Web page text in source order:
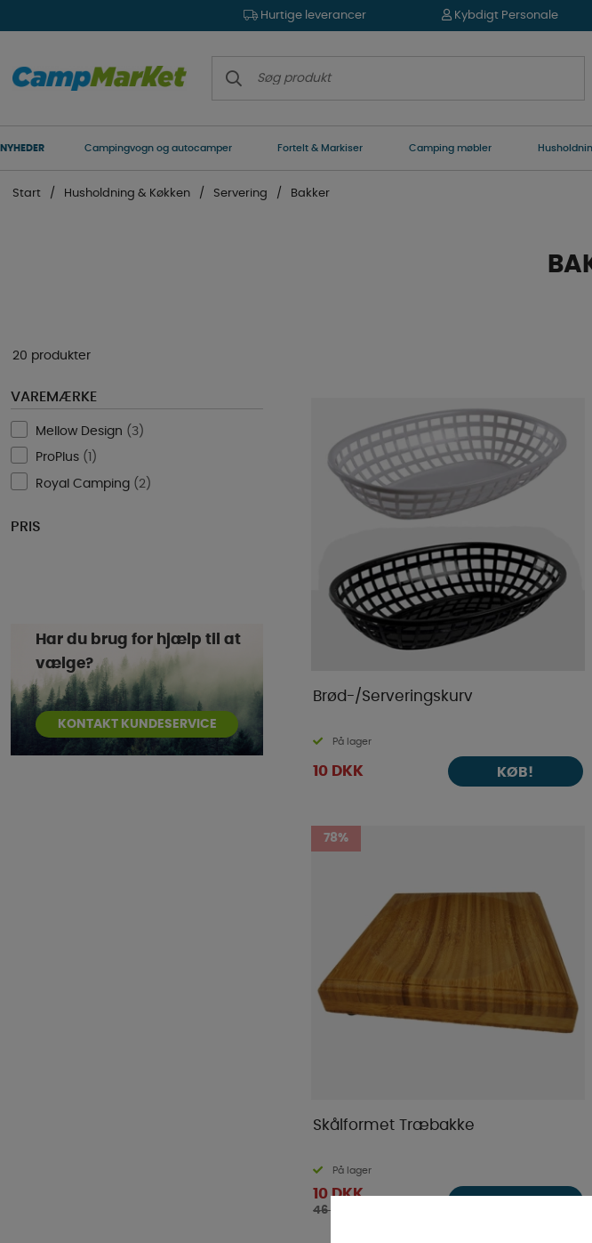
Hurtige leverancer Kybdigt Personale
NYHEDER Campingvogn og autocamper Fortelt & Markiser Camping møbler
Start Husholdning & Køkken Servering Bakker
20 produkter
VAREMÆRKE
Mellow Design ( 3)
ProPlus ( )
Royal Camping ( 2 )
PRIS
Har du brug for hjælp til at
vælge?
KONTAKT KUNDESERVICE
Brød-/Serveringskurv
På lager
10 DKK KØB!
78%
Skålformet Træbakke
På lager
10 DKK
46 DKK